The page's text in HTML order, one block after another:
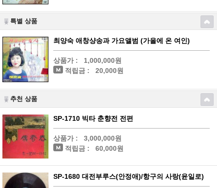
특별 상품
최양숙 애창샹송과 가요앨범 (가을에 온 여인)
상품가 :
1,000,000원
적립금 :
20,000원
추천 상품
SP-1710 빅타 춘향전 전편
상품가 :
3,000,000원
적립금 :
60,000원
SP-1680 대전부루스(안정애)/항구의 사랑(윤일로)